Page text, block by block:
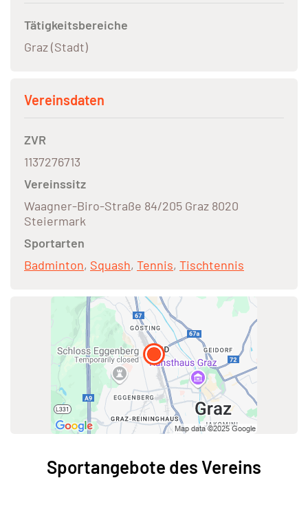
Tätigkeitsbereiche
Graz (Stadt)
Vereinsdaten
ZVR
1137276713
Vereinssitz
Waagner-Biro-Straße 84/205 Graz 8020
Steiermark
Sportarten
Badminton, Squash, Tennis, Tischtennis
Sportangebote des Vereins